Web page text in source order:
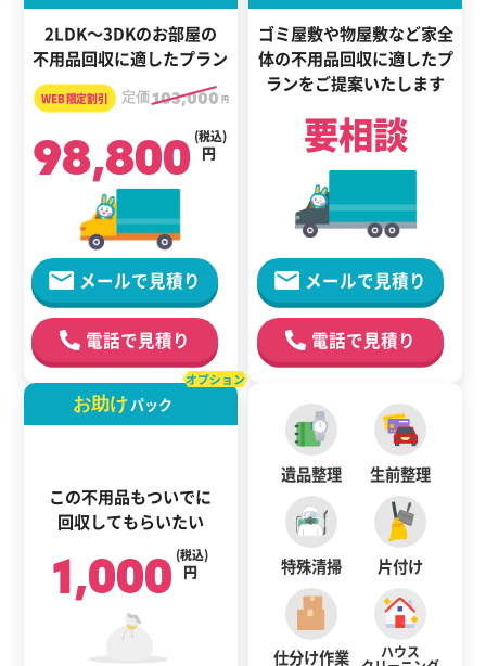
2LDK～3DKのお部屋の
不用品回収に適したプラン
定価103,000 円
98,800 円
(税込)
メールで見積り
電話で見積り
ゴミ屋敷や物屋敷など家全
体の不用品回収に適したプ
ランをご提案いたします
要相談
メールで見積り
電話で見積り
お助けパック
この不用品もついでに
回収してもらいたい
オプション
1,000 円
(税込)
遺品整理 生前整理
特殊清掃 片付け
仕分け作業 ハウス